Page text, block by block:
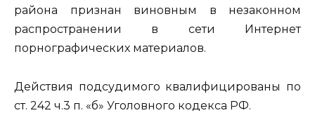
района признан виновным в незаконном
распространении в сети Интернет
порнографических материалов.
Действия подсудимого квалифицированы по
ст. 242 ч.3 п. «б» Уголовного кодекса РФ.